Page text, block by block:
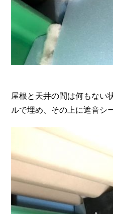
屋根と天井の間は何もない
ルで埋め、その上に遮音シ